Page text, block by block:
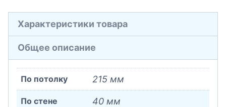
Характеристики товара
Общее описание
По потолку 215 мм
По стене 40 мм